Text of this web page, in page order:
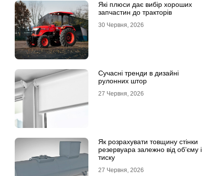
Які плюси дає вибір хороших
запчастин до тракторів
30 Червня, 2026
Сучасні тренди в дизайні
рулонних штор
27 Червня, 2026
Як розрахувати товщину стінки
резервуара залежно від об’єму і
тиску
27 Червня, 2026